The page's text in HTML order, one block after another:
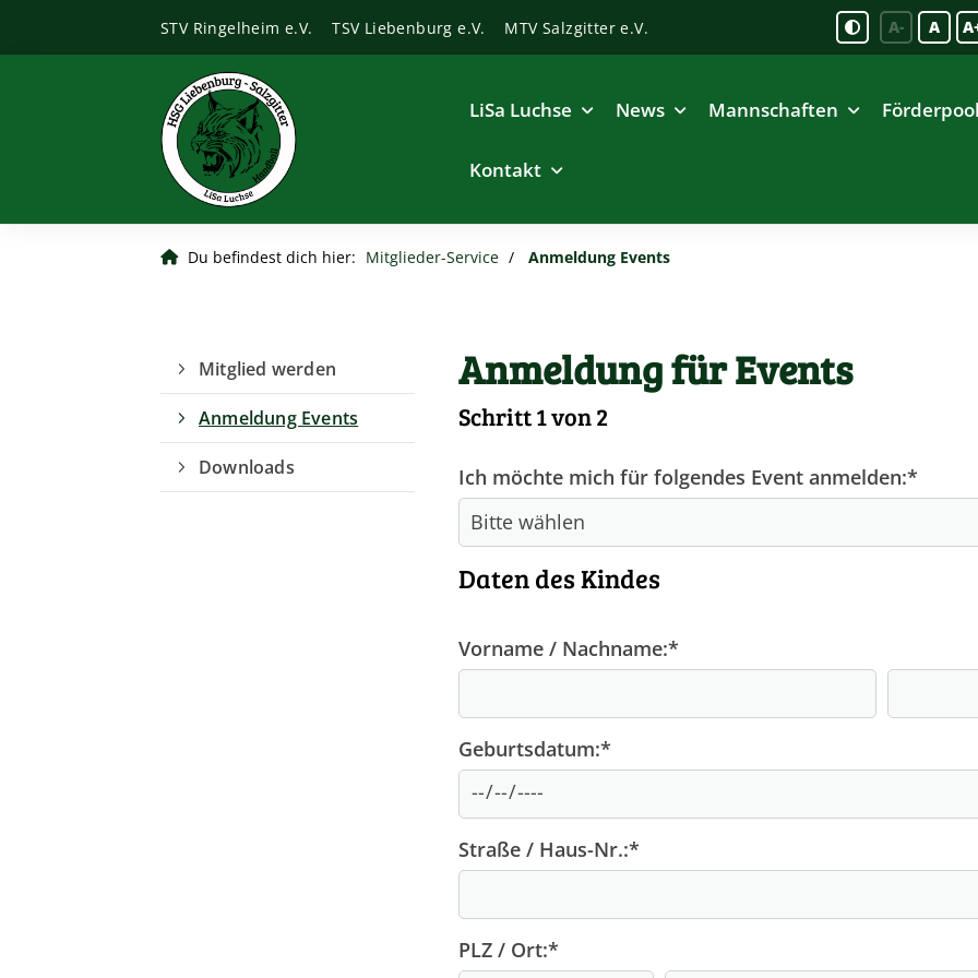
STV Ringelheim e.V. TSV Liebenburg e.V. MTV Salzgitter e.V. A- A
LiSa Luchse News Mannschaften Förderpool
Kontakt
Du befindest dich hier: Mitglieder-Service Anmeldung Events
Anmeldung für Events
Schritt 1 von 2
Ich möchte mich für folgendes Event anmelden:*
Daten des Kindes
Vorname / Nachname:*
Geburtsdatum:*
Straße / Haus-Nr.:*
PLZ / Ort:*
Mitglied werden
Anmeldung Events
Downloads
Mannschaften